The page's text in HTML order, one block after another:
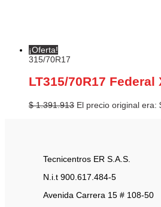
¡Oferta!
315/70R17
LT315/70R17 Federal
$1.391.913 El precio original era:
Tecnicentros ER S.A.S.
N.i.t 900.617.484-5
Avenida Carrera 15 # 108-50